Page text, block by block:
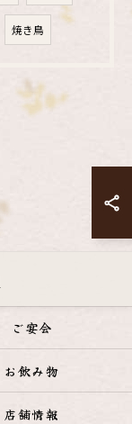
焼き鳥
ご宴会
お飲み物
店舗情報